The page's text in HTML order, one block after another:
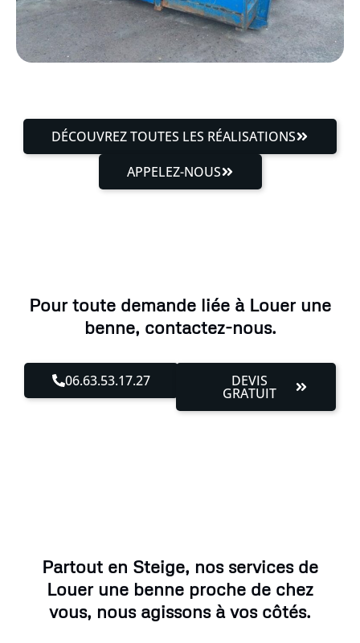
DÉCOUVREZ TOUTES LES RÉALISATIONS
APPELEZ-NOUS
Pour toute demande liée à Louer une
benne, contactez-nous.
06.63.53.17.27 DEVIS
GRATUIT
Partout en Steige, nos services de
Louer une benne proche de chez
vous, nous agissons à vos côtés.